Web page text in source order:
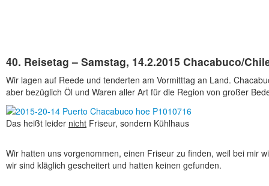
40. Reisetag – Samstag, 14.2.2015 Chacabuco/
Wir lagen auf Reede und tenderten am Vormitttag an Land.
aber bezüglich Öl und Waren aller Art für die Region von großer
Das heißt leider nicht Friseur, sondern Kühlhaus
Wir hatten uns vorgenommen, einen Friseur zu finden, weil bei mir
wir sind kläglich gescheitert und hatten keinen gefunden.